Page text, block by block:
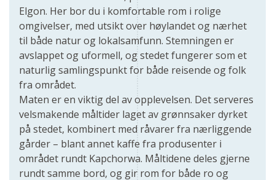
Elgon. Her bor du i komfortable rom i rolige
omgivelser, med utsikt over høylandet og nærhet
til både natur og lokalsamfunn. Stemningen er
avslappet og uformell, og stedet fungerer som et
naturlig samlingspunkt for både reisende og folk
fra området.
Maten er en viktig del av opplevelsen. Det serveres
velsmakende måltider laget av grønnsaker dyrket
på stedet, kombinert med råvarer fra nærliggende
gårder – blant annet kaffe fra produsenter i
området rundt Kapchorwa. Måltidene deles gjerne
rundt samme bord, og gir rom for både ro og